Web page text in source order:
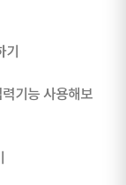
기능 사용해보